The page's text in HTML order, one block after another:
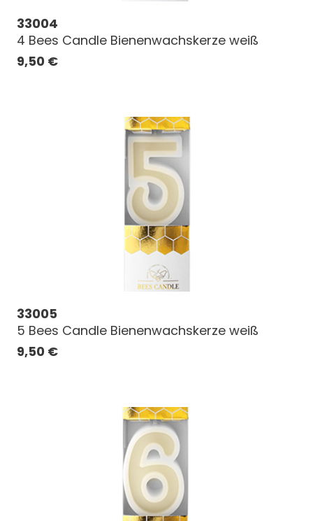
33004
4 Bees Candle Bienenwachskerze weiß
9,50 €
33005
5 Bees Candle Bienenwachskerze weiß
9,50 €